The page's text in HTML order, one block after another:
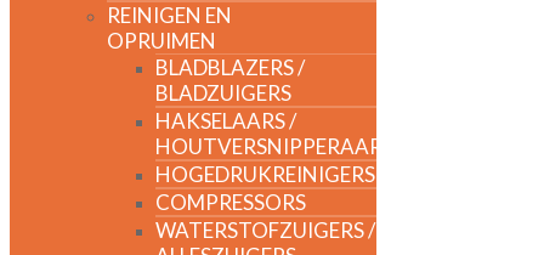
REINIGEN EN
OPRUIMEN
BLADBLAZERS /
BLADZUIGERS
HAKSELAARS /
HOUTVERSNIPPERAARS
HOGEDRUKREINIGERS
COMPRESSORS
WATERSTOFZUIGERS /